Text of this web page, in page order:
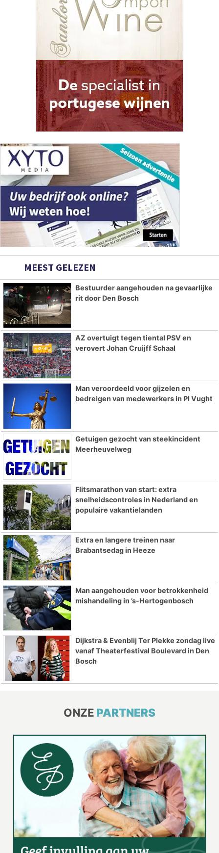
MEEST GELEZEN
Bestuurder aangehouden na gevaarlijke
rit door Den Bosch
AZ overtuigt tegen tiental PSV en
verovert Johan Cruijff Schaal
Man veroordeeld voor gijzelen en
bedreigen van medewerkers in PI Vught
Getuigen gezocht van steekincident
Meerheuvelweg
Flitsmarathon van start: extra
snelheidscontroles in Nederland en
populaire vakantielanden
Extra en langere treinen naar
Brabantsedag in Heeze
Man aangehouden voor betrokkenheid
mishandeling in ’s-Hertogenbosch
Dijkstra & Evenblij Ter Plekke zondag live
vanaf Theaterfestival Boulevard in Den
Bosch
ONZE PARTNERS